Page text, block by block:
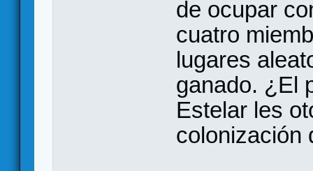
de ocupar
cuatro
lugares
ganado. ¿El
Estelar les
colonización